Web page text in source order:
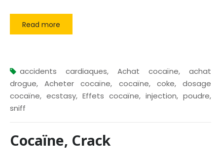
Read more
accidents cardiaques, Achat cocaïne, achat
drogue,Acheter cocaïne, cocaïne, coke,dosage
cocaïne, ecstasy, Effets cocaïne, injection, poudre,
sniff
Cocaïne, Crack